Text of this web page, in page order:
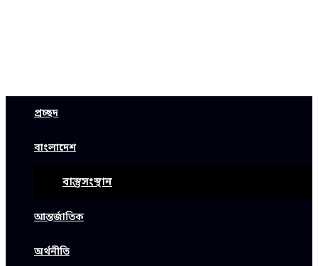
প্রচ্ছদ
বাংলাদেশ
বাস্তুসংস্থান
আন্তর্জাতিক
অর্থনীতি